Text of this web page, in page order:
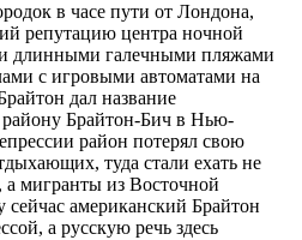
в часе пути от Лондона,
репутацию центра ночной
длинными галечными пляжами
с игровыми автоматами на
дал название
Брайтон-Бич в Нью-
район потерял свою
туда стали ехать не
мигранты из Восточной
американский Брайтон
а русскую речь здесь